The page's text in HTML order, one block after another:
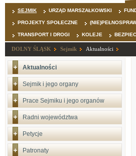
SEJMIK URZĄD MARSZAŁKOWSKI
PROJEKTY SPOŁECZNE
TRANSPORT I DROGI KOLEJE
DOLNY ŚLĄSK Sejmik Aktualności
Aktualności
Sejmik i jego organy
Prace Sejmiku i jego organów
Radni województwa
Petycje
Patronaty